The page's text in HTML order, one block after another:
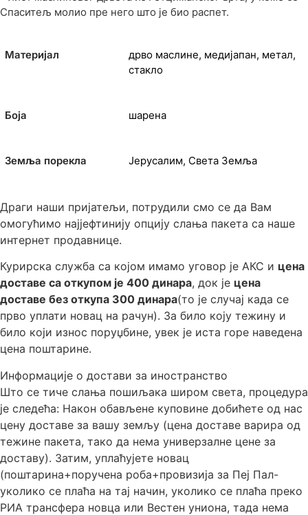
Спаситељ молио пре него што је био распет.
Материјал
дрво маслине, медијапан, метал,
стакло
Боја шарена
Земља порекла Јерусалим, Света Земља
Драги наши пријатељи, потрудили смо се да Вам
омогућимо најјефтинију опцију слања пакета са наше
интернет продавнице.
Курирска служба са којом имамо уговор је АКС и цена
доставе са откупом је 400 динара, док је цена
доставе без откупа 300 динара(то је случај када се
прво уплати новац на рачун). За било коју тежину и
било који износ поруџбине, увек је иста горе наведена
цена поштарине.
Информације о достави за иностранство
Што се тиче слања пошиљака широм света, процедура
је следећа: Након обављене куповине добићете од нас
цену доставе за вашу земљу (цена доставе варира од
тежине пакета, тако да нема универзалне цене за
доставу). Затим, уплаћујете новац
(поштарина+поручена роба+провизија за Пеј Пал-
уколико се плаћа на тај начин, уколико се плаћа преко
РИА трансфера новца или Вестен униона, тада нема